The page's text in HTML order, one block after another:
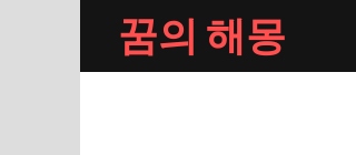
content
꿈의 해몽